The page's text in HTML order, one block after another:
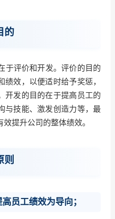
的
评价和开发。评价的目的
绩效，以便适时给予奖惩，
开发的目的在于提高员工的
与技能、激发创造力等，最
提升公司的整体绩效。
则
员工绩效为导向；